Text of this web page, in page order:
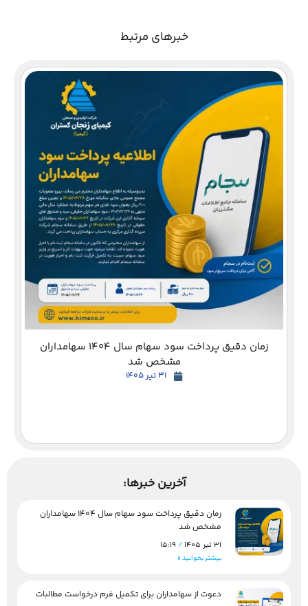
خبرهای مرتبط
زمان دقیق پرداخت سود سهام سال 1404 سهامداران
مشخص شد
31 تیر 1405
آخرین خبرها:
زمان دقیق پرداخت سود سهام سال 1404 سهامداران
مشخص شد
31 تیر 1405
بیشتر بخوانید »
دعوت از سهامداران برای تکمیل فرم درخواست مطالبات